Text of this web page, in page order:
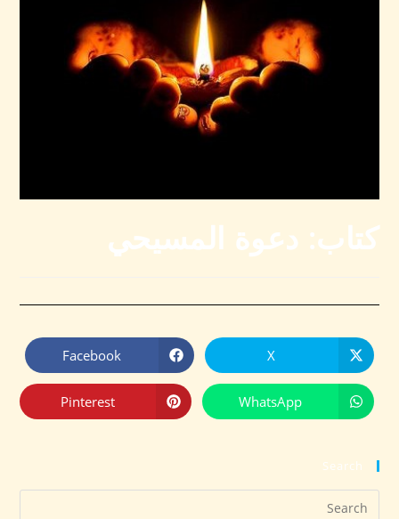
كتاب: دعوة المسيحي
X
Facebook
WhatsApp
Pinterest
Search